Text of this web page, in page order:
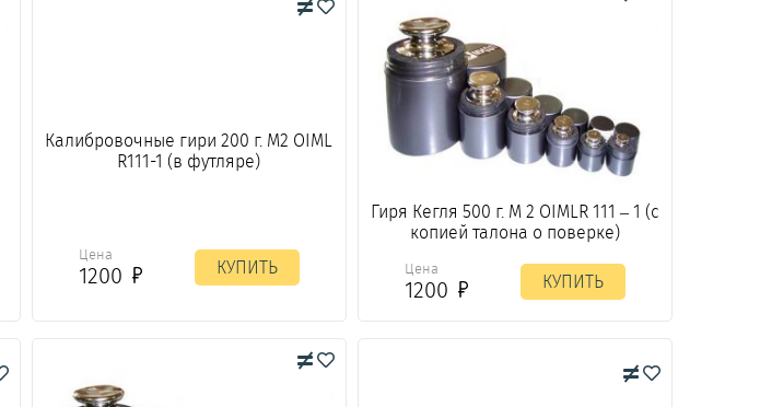
Калибровочные гири 200 г. М2 OIML
R111-1 (в футляре)
Цена
1200 КУПИТЬ
Гиря Кегля 500 г. М 2 OIMLR 111 – 1 (с
копией талона о поверке)
Цена
1200 КУПИТЬ